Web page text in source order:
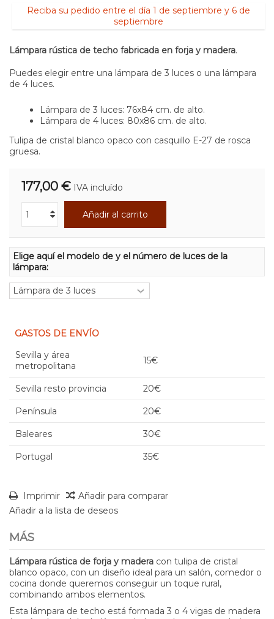
Reciba su pedido entre el día 1 de septiembre y 6 de
septiembre
Lámpara rústica de techo fabricada en forja y madera.
Puedes elegir entre una lámpara de 3 luces o una lámpara
de 4 luces.
Lámpara de 3 luces: 76x84 cm. de alto.
Lámpara de 4 luces: 80x86 cm. de alto.
Tulipa de cristal blanco opaco con casquillo E-27 de rosca
gruesa.
177,00 € IVA incluído
Añadir al carrito
Elige aquí el modelo de y el número de luces de la
lámpara:
GASTOS DE ENVÍO
Sevilla y área
metropolitana
15€
Sevilla resto provincia 20€
Península 20€
Baleares 30€
Portugal 35€
Imprimir
Añadir para comparar
Añadir a la lista de deseos
MÁS
Lámpara rústica de forja y madera con tulipa de cristal
blanco opaco, con un diseño ideal para un salón, comedor o
cocina donde queremos conseguir un toque rural,
combinando ambos elementos.
Esta lámpara de techo está formada 3 o 4 vigas de madera